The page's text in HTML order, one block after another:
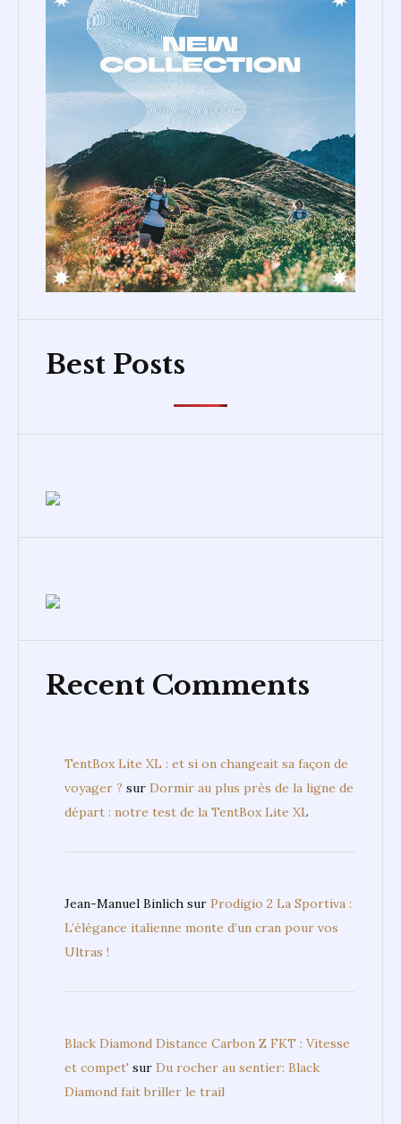
Best Posts
Recent Comments
TentBox Lite XL : et si on changeait sa façon de
voyager ? sur Dormir au plus près de la ligne de
départ : notre test de la TentBox Lite XL
Jean-Manuel Binlich sur Prodigio 2 La Sportiva :
L’élégance italienne monte d’un cran pour vos
Ultras !
Black Diamond Distance Carbon Z FKT : Vitesse
et compet' sur Du rocher au sentier: Black
Diamond fait briller le trail